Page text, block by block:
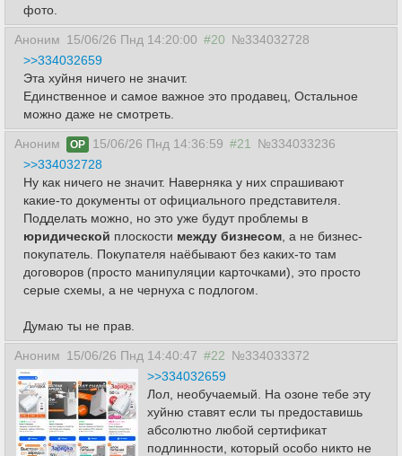
фото.
Аноним 15/06/26 Пнд 14:20:00 #20 №334032728
>>334032659
Эта хуйня ничего не значит.
Единственное и самое важное это продавец, Остальное
можно даже не смотреть.
Аноним OP 15/06/26 Пнд 14:36:59 #21
№334033236
>>334032728
Ну как ничего не значит. Наверняка у них спрашивают
какие-то документы от официального представителя.
Подделать можно, но это уже будут проблемы в
юридической плоскости между бизнесом , а не бизнес-
покупатель. Покупателя наёбывают без каких-то там
договоров (просто манипуляции карточками), это просто
серые схемы, а не чернуха с подлогом.
Думаю ты не прав.
Аноним 15/06/26 Пнд 14:40:47 #22 №334033372
>>334032659
Лол, необучаемый. На озоне тебе эту
хуйню ставят если ты предоставишь
абсолютно любой сертификат
подлинности, который особо никто не